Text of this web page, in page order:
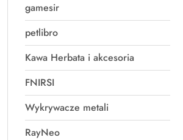
gamesir
petlibro
Kawa Herbata i akcesoria
FNIRSI
Wykrywacze metali
RayNeo